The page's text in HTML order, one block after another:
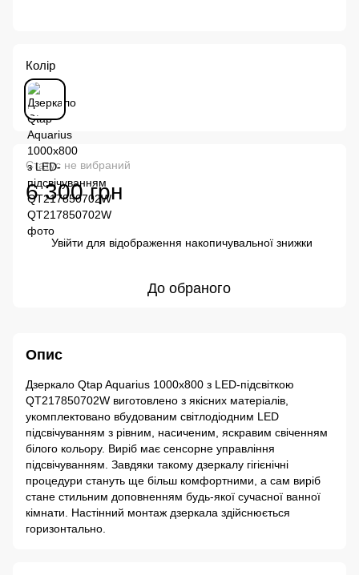
Колір
Статус не вибраний
6 300 грн
Увійти для відображення накопичувальної знижки
До обраного
Опис
Дзеркало Qtap Aquarius 1000х800 з LED-підсвіткою
QT217850702W виготовлено з якісних матеріалів,
укомплектовано вбудованим світлодіодним LED
підсвічуванням з рівним, насиченим, яскравим свіченням
білого кольору. Виріб має сенсорне управління
підсвічуванням. Завдяки такому дзеркалу гігієнічні
процедури стануть ще більш комфортними, а сам виріб
стане стильним доповненням будь-якої сучасної ванної
кімнати. Настінний монтаж дзеркала здійснюється
горизонтально.